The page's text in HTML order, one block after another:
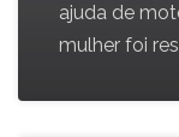
ajuda de
mulher foi